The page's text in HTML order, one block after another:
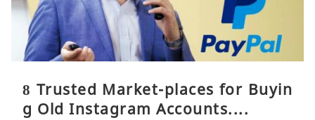
8 Trusted Market-places for Buyin
g Old Instagram Accounts....